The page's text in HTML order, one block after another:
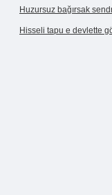
Huzursuz bağırsak
Hisseli tapu e devlette